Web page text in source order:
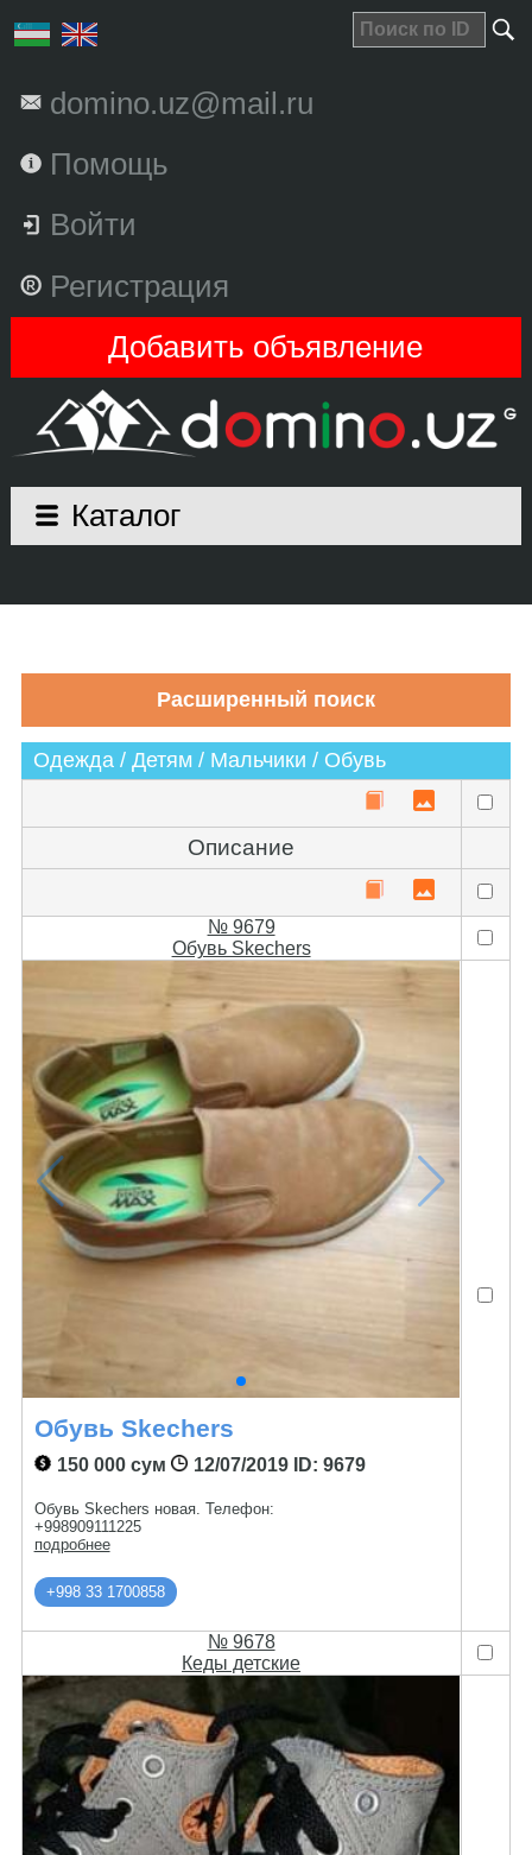
domino.uz@mail.ru
Помощь
Войти
Регистрация
Добавить объявление
Каталог
Одежда / Детям / Мальчики / Обувь
Описание
№ 9679
Обувь Skechers
Обувь Skechers
150 000 сум 12/07/2019ID: 9679
Обувь Skechers новая. Телефон:
+998909111225
подробнее
+998 33 1700858
№ 9678
Кеды детские